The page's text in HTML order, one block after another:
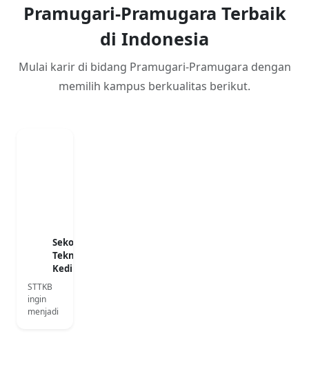
Pramugari-Pramugara Terbaik
di Indonesia
Mulai karir di bidang Pramugari-Pramugara dengan
memilih kampus berkualitas berikut.
Sekolah Tinggi
Teknologi
Kedirgantaraan
STTKB
ingin
menjadi